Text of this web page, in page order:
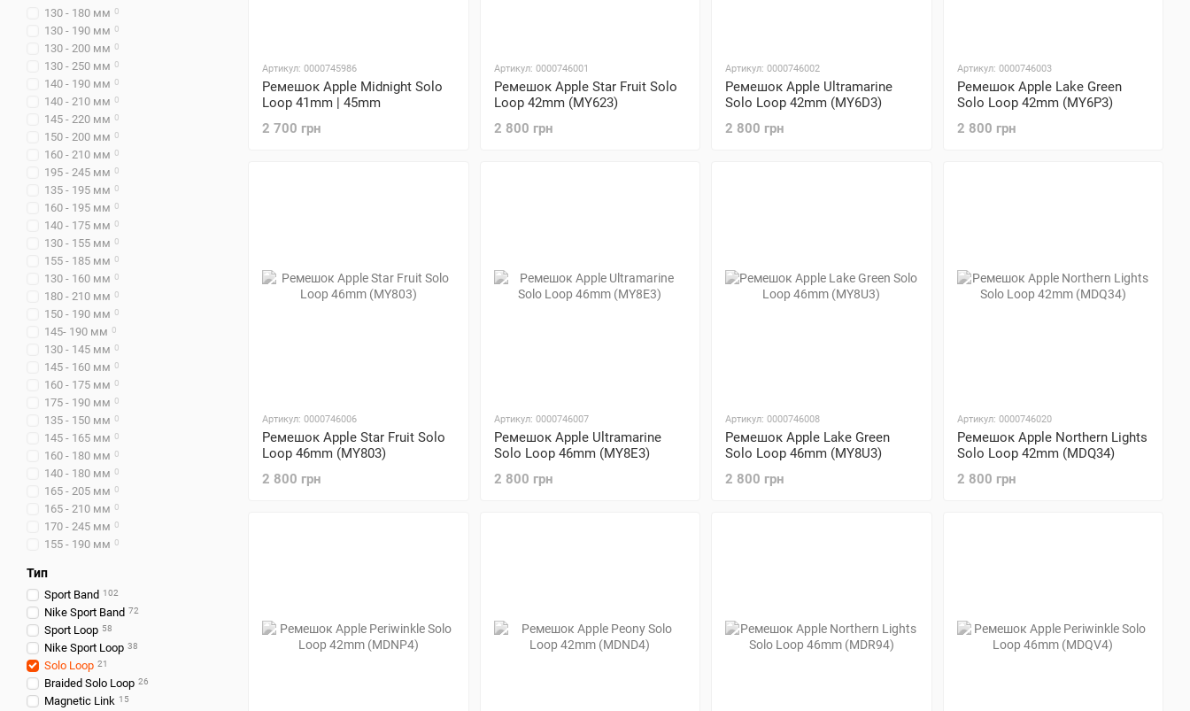
Артикул: 0000745986
Ремешок Apple Midnight Solo
Loop 41mm | 45mm
2 700 грн
Артикул: 0000746001
Ремешок Apple Star Fruit Solo
Loop 42mm (MY623)
2 800 грн
Артикул: 0000746002
Ремешок Apple Ultramarine
Solo Loop 42mm (MY6D3)
2 800 грн
Артикул: 0000746003
Ремешок Apple Lake Green
Solo Loop 42mm (MY6P3)
2 800 грн
Артикул: 0000746006
Ремешок Apple Star Fruit Solo
Loop 46mm (MY803)
2 800 грн
Артикул: 0000746007
Ремешок Apple Ultramarine
Solo Loop 46mm (MY8E3)
2 800 грн
Артикул: 0000746008
Ремешок Apple Lake Green
Solo Loop 46mm (MY8U3)
2 800 грн
Артикул: 0000746020
Ремешок Apple Northern Lights
Solo Loop 42mm (MDQ34)
2 800 грн
130 - 180 мм 0
130 - 190 мм 0
130 - 200 мм 0
130 - 250 мм 0
140 - 190 мм 0
140 - 210 мм 0
145 - 220 мм 0
150 - 200 мм 0
160 - 210 мм 0
195 - 245 мм 0
135 - 195 мм 0
160 - 195 мм 0
140 - 175 мм 0
130 - 155 мм 0
155 - 185 мм 0
130 - 160 мм 0
180 - 210 мм 0
150 - 190 мм 0
145- 190 мм 0
130 - 145 мм 0
145 - 160 мм 0
160 - 175 мм 0
175 - 190 мм 0
135 - 150 мм 0
145 - 165 мм 0
160 - 180 мм 0
140 - 180 мм 0
165 - 205 мм 0
165 - 210 мм 0
170 - 245 мм 0
155 - 190 мм 0
Тип
Sport Band 102
Nike Sport Band 72
Sport Loop 58
Nike Sport Loop 38
Solo Loop 21
Braided Solo Loop 26
Magnetic Link 15